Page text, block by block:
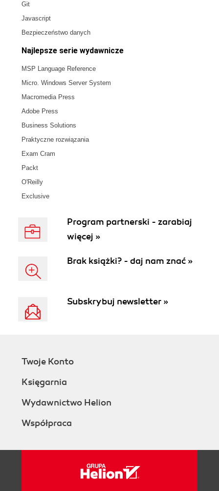
Git
Javascript
Bezpieczeństwo danych
Najlepsze serie wydawnicze
MSP Language Reference
Micro. Windows Server System
Macromedia Press
Adobe Press
Business Solutions
Praktyczne rozwiązania
Exam Cram
Packt
O'Reilly
Exclusive
Program partnerski - zarabiaj
więcej »
Brak książki? - daj nam znać »
Subskrybuj newsletter »
Twoje Konto
Księgarnia
Wydawnictwo Helion
Współpraca